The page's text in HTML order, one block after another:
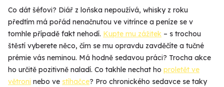
Co dát šéfovi? Diář z loňska nepoužívá, whisky z roku
předtím má pořád nenačnutou ve vitrínce a peníze se v
tomhle případě fakt nehodí. Kupte mu zážitek – s trochou
štěstí vyberete něco, čím se mu opravdu zavděčíte a tučné
prémie vás neminou. Má hodně sedavou práci? Trocha akce
ho určitě pozitivně naladí. Co takhle nechat ho proletět ve
větroni nebo ve stíhačce? Pro chronického sedavce se taky